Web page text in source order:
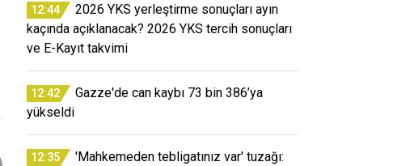
12:44
2026 YKS yerleştirme sonuçları ayın
kaçında açıklanacak? 2026 YKS tercih sonuçları
ve E-Kayıt takvimi
12:42
Gazze'de can kaybı 73 bin 386’ya
yükseldi
12:35
'Mahkemeden tebligatınız var' tuzağı: